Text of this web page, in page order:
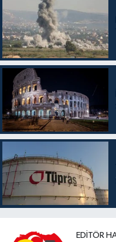
EDITÖR